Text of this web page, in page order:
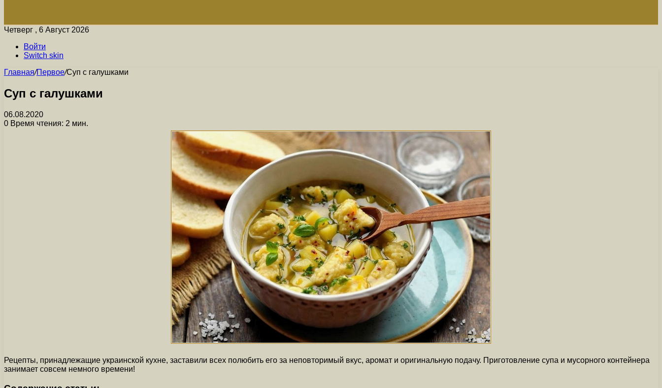
Четверг , 6 Август 2026
Войти
Switch skin
Главная/Первое/Суп с галушками
Суп с галушками
06.08.2020
0 Время чтения: 2 мин.
Рецепты, принадлежащие украинской кухне, заставили всех полюбить его за неповторимый вкус, аромат и оригинальную подачу. Приготовление супа и мусорного контейнера
занимает совсем немного времени!